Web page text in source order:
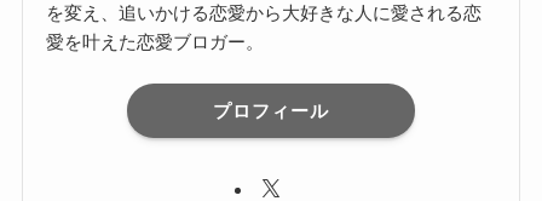
を変え、追いかける恋愛から大好きな人に愛される恋
愛を叶えた恋愛ブロガー。
プロフィール